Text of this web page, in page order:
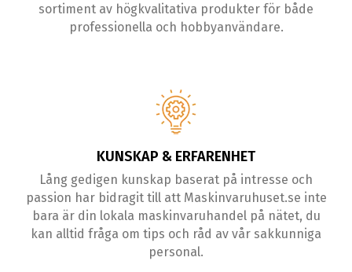
sortiment av högkvalitativa produkter för både
professionella och hobbyanvändare.
KUNSKAP & ERFARENHET
Lång gedigen kunskap baserat på intresse och
passion har bidragit till att Maskinvaruhuset.se inte
bara är din lokala maskinvaruhandel på nätet, du
kan alltid fråga om tips och råd av vår sakkunniga
personal.